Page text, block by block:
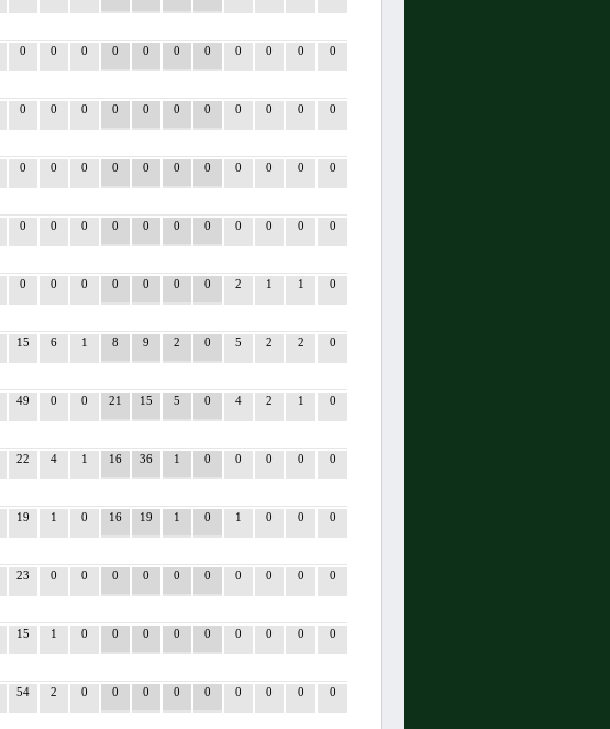
0 0 0 0 0 0 0 0 0 0 0
0 0 0 0 0 0 0 0 0 0 0
0 0 0 0 0 0 0 0 0 0 0
0 0 0 0 0 0 0 0 0 0 0
0 0 0 0 0 0 0 2 1 1 0
15 6 1 8 9 2 0 5 2 2 0
49 0 0 21 15 5 0 4 2 1 0
22 4 1 16 36 1 0 0 0 0 0
19 1 0 16 19 1 0 1 0 0 0
23 0 0 0 0 0 0 0 0 0 0
15 1 0 0 0 0 0 0 0 0 0
54 2 0 0 0 0 0 0 0 0 0